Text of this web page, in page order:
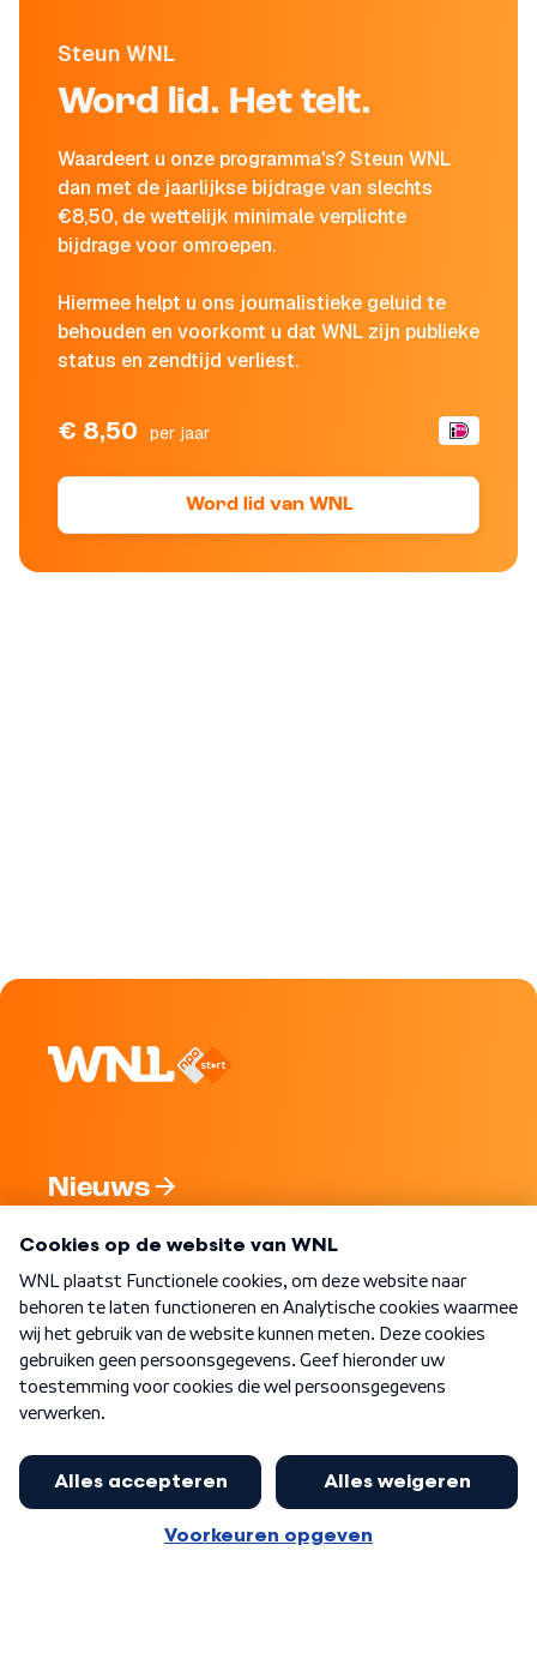
Steun WNL
Word lid. Het telt.
Waardeert u onze programma's? Steun WNL
dan met de jaarlijkse bijdrage van slechts
€8,50, de wettelijk minimale verplichte
bijdrage voor omroepen.
Hiermee helpt u ons journalistieke geluid te
behouden en voorkomt u dat WNL zijn publieke
status en zendtijd verliest.
€ 8,50 per jaar
Word lid van WNL
Nieuws
Nieuwsbrief
Word Lid